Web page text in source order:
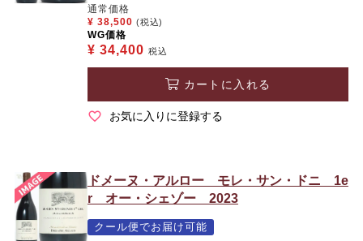
通常価格
¥ 38,500 (税込)
WG価格
¥ 34,400 税込
カートに入れる
お気に入りに登録する
ドメーヌ・アルロー モレ・サン・ドニ 1e
r オー・シェゾー 2023
クール便でお届け可能